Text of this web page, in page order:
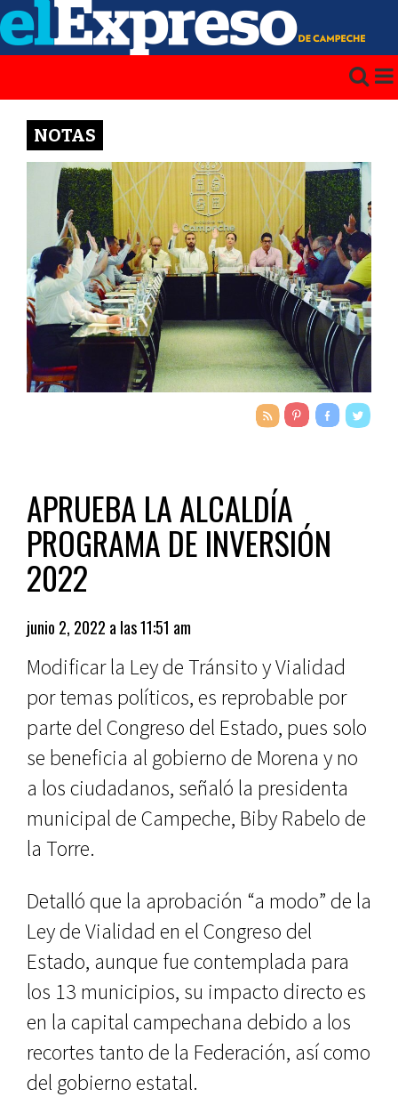
NOTAS
APRUEBA LA ALCALDÍA
PROGRAMA DE INVERSIÓN
2022
junio 2, 2022 a las 11:51 am
Modificar la Ley de Tránsito y Vialidad
por temas políticos, es reprobable por
parte del Congreso del Estado, pues solo
se beneficia al gobierno de Morena y no
a los ciudadanos, señaló la presidenta
municipal de Campeche, Biby Rabelo de
la Torre.
Detalló que la aprobación “a modo” de la
Ley de Vialidad en el Congreso del
Estado, aunque fue contemplada para
los 13 municipios, su impacto directo es
en la capital campechana debido a los
recortes tanto de la Federación, así como
del gobierno estatal.